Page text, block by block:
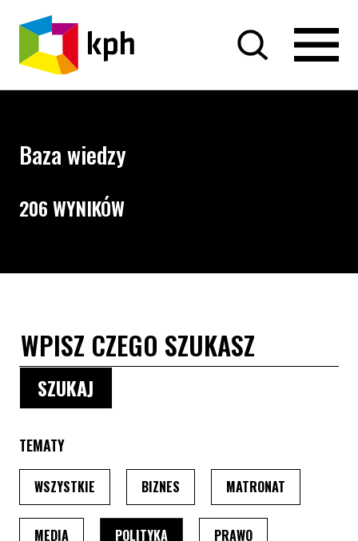
PRZEJDŹ DO TREŚCI
Baza wiedzy
206 WYNIKÓW
Opcje wyszukiwania i filtrowania treści
Wyszukiwarka
TEMATY
WSZYSTKIE PO WYBRANIU TEMATU, STRONA PRZEŁADUJE SIĘ
BIZNES PO WYBRANIU TEMATU, STRONA
MATRONAT
MEDIAPO WYBRANIU TEMATU, STRONA PRZEŁADUJE SIĘ
POLITYKAPO WYBRANIU TEMATU, STRONA
PRAWOPO WYBRANIU